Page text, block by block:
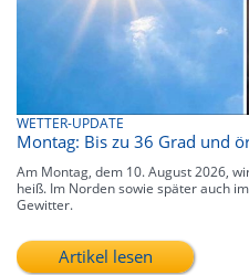
WETTER-UPDATE
Montag: Bis zu 36 Grad und
Am Montag, dem 10. August 2026,
heiß. Im Norden sowie später auch
Gewitter.
Artikel lesen